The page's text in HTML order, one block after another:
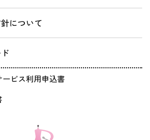
について
ビス利用申込書